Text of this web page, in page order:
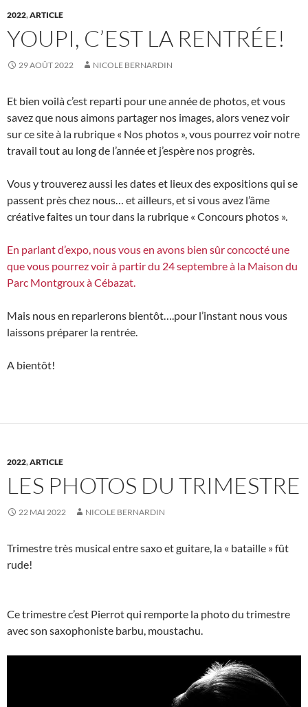
2022,ARTICLE
YOUPI, C’EST LA RENTRÉE!
29 AOÛT 2022 NICOLE BERNARDIN
Et bien voilà c’est reparti pour une année de photos, et vous
savez que nous aimons partager nos images, alors venez voir
sur ce site à la rubrique « Nos photos », vous pourrez voir notre
travail tout au long de l’année et j’espère nos progrès.
Vous y trouverez aussi les dates et lieux des expositions qui se
passent près chez nous… et ailleurs, et si vous avez l’âme
créative faites un tour dans la rubrique « Concours photos ».
En parlant d’expo, nous vous en avons bien sûr concocté une
que vous pourrez voir à partir du 24 septembre à la Maison du
Parc Montgroux à Cébazat.
Mais nous en reparlerons bientôt….pour l’instant nous vous
laissons préparer la rentrée.
A bientôt!
2022,ARTICLE
LES PHOTOS DU TRIMESTRE
22 MAI 2022 NICOLE BERNARDIN
Trimestre très musical entre saxo et guitare, la « bataille » fût
rude!
Ce trimestre c’est Pierrot qui remporte la photo du trimestre
avec son saxophoniste barbu, moustachu.